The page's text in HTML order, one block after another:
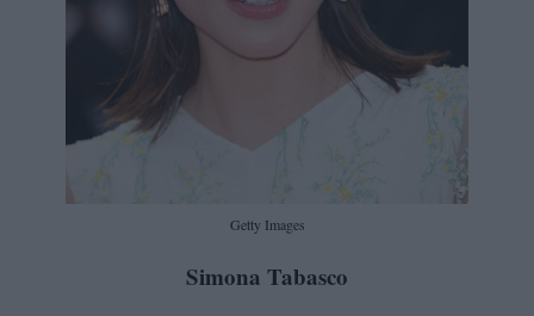
Getty Images
Simona Tabasco